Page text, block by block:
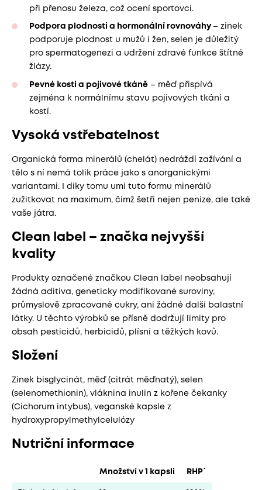
při přenosu železa, což ocení sportovci.
Podpora plodnosti a hormonální rovnováhy – zinek
podporuje plodnost u mužů i žen, selen je důležitý
pro spermatogenezi a udržení zdravé funkce štítné
žlázy.
Pevné kosti a pojivové tkáně – měď přispívá
zejména k normálnímu stavu pojivových tkání a
kostí.
Vysoká vstřebatelnost
Organická forma minerálů (chelát) nedráždí zažívání a
tělo s ní nemá tolik práce jako s anorganickými
variantami. I díky tomu umí tuto formu minerálů
zužitkovat na maximum, čímž šetří nejen peníze, ale také
vaše játra.
Clean label – značka nejvyšší
kvality
Produkty označené značkou Clean label neobsahují
žádná aditiva, geneticky modifikované suroviny,
průmyslově zpracované cukry, ani žádné další balastní
látky. U těchto výrobků se přísně dodržují limity pro
obsah pesticidů, herbicidů, plísní a těžkých kovů.
Složení
Zinek bisglycinát, měď (citrát měďnatý), selen
(selenomethionin), vláknina inulin z kořene čekanky
(Cichorum intybus), veganské kapsle z
hydroxypropylmethylcelulózy
Nutriční informace
Množství v 1 kapsli RHP˙